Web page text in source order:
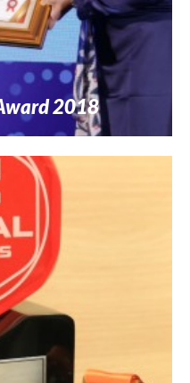
2018